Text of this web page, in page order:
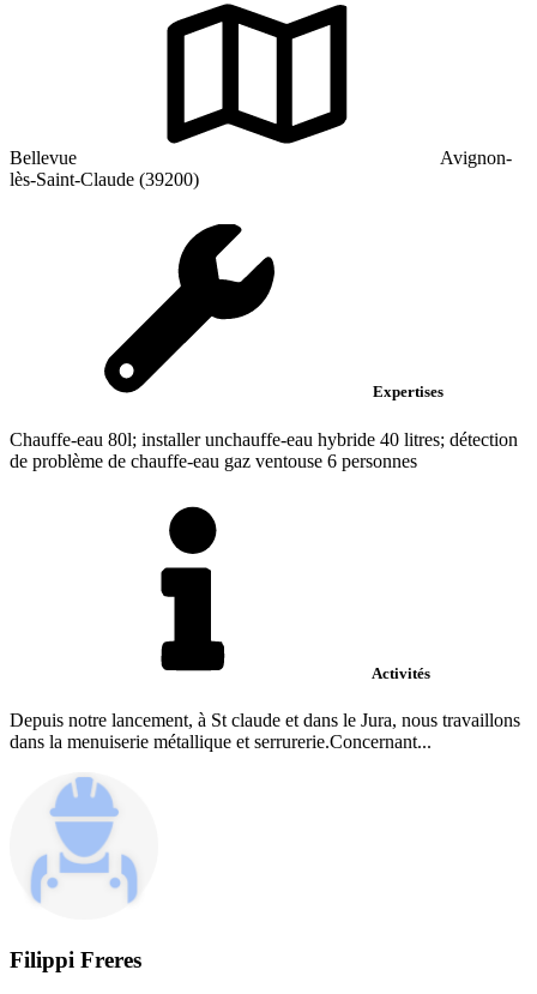
Bellevue
Avignon-
lès-Saint-Claude (39200)
Expertises
Chauffe-eau 80l; installer unchauffe-eau hybride 40 litres; détection
de problème de chauffe-eau gaz ventouse 6 personnes
Activités
Depuis notre lancement, à St claude et dans le Jura, nous travaillons
dans la menuiserie métallique et serrurerie.Concernant...
Filippi Freres